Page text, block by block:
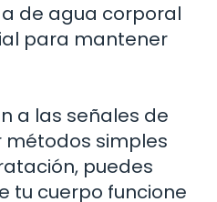
de agua corporal
para mantener
a las señales de
métodos simples
puedes
tu cuerpo funcione